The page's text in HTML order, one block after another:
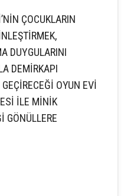
ÇOCUKLARIN
DUYGULARINI
DEMİRKAPI
OYUN EVİ
İLE MİNİK
GÖNÜLLERE